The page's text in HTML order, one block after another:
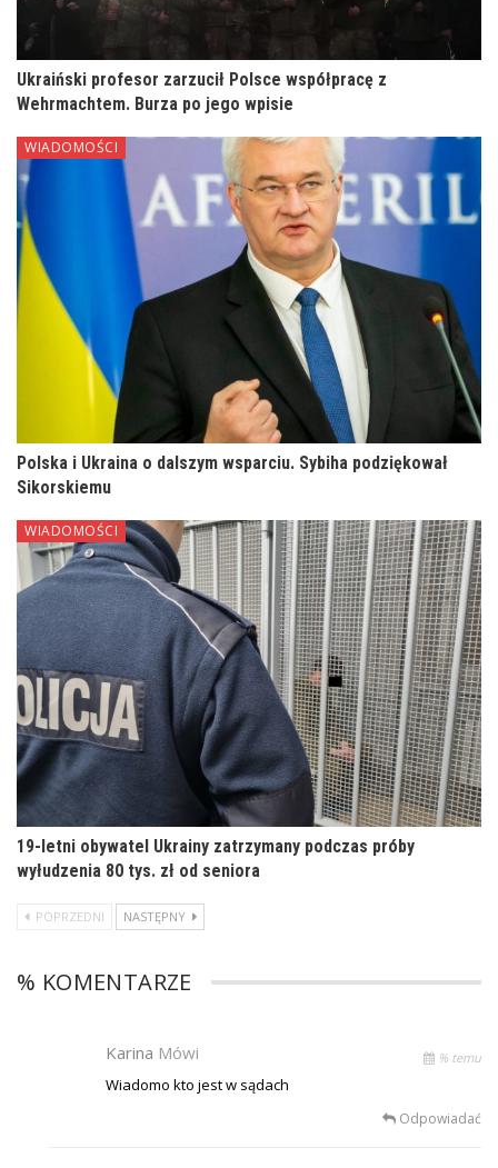
Ukraiński profesor zarzucił Polsce współpracę z
Wehrmachtem. Burza po jego wpisie
WIADOMOŚCI
Polska i Ukraina o dalszym wsparciu. Sybiha podziękował
Sikorskiemu
WIADOMOŚCI
19-letni obywatel Ukrainy zatrzymany podczas próby
wyłudzenia 80 tys. zł od seniora
POPRZEDNI NASTĘPNY
% KOMENTARZE
Karina Mówi % temu
Wiadomo kto jest w sądach
Odpowiadać